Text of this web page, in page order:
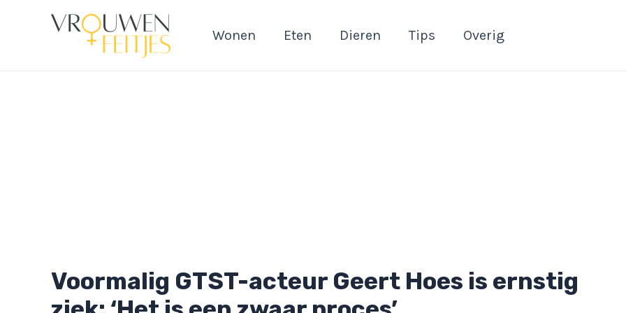
Wonen Eten Dieren Tips Overig
Voormalig GTST-acteur Geert Hoes is ernstig